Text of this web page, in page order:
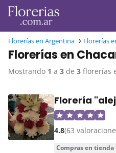
Florerías en Argentina Florerías
Florerías en
Mostrando 1 a 3 de 3 florerías
Florería
4.8(63
compras en tienda